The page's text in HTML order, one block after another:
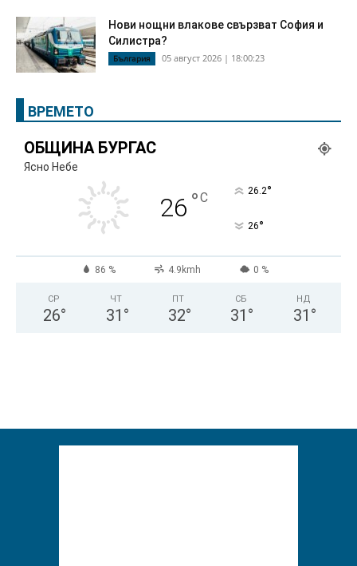
Нови нощни влакове свързват София и
Силистра?
България 05 август 2026 | 18:00:23
ВРЕМЕТО
ОБЩИНА БУРГАС
Ясно Небе
26 °C 26.2°
26°
86 % 4.9kmh 0 %
СР
26°
ЧТ
31 °
ПТ
32°
СБ
31 °
НД
31 °